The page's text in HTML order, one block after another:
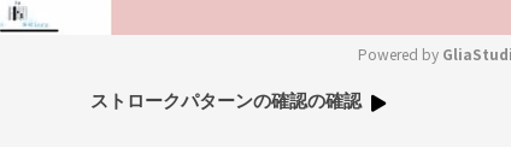
Powered by
ストロークパターンの確認の確認